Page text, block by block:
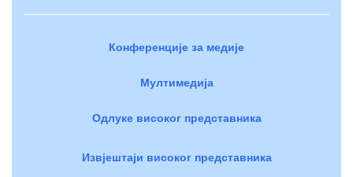
Конференције за медије
Мултимедија
Одлуке високог представника
Извјештаји високог представника